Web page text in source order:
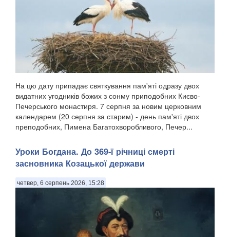
На цю дату припадає святкування пам'яті одразу двох
видатних угодників божих з сонму приподобних Києво-
Печерського монастиря. 7 серпня за новим церковним
календарем (20 серпня за старим) - день пам'яті двох
преподобних, Пимена Багатохворобливого, Печер...
Уроки Богдана. До 369-ї річниці смерті
засновника Козацької держави
четвер, 6 серпень 2026, 15:28